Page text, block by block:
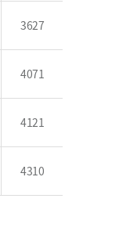
3627
4071
4121
4310